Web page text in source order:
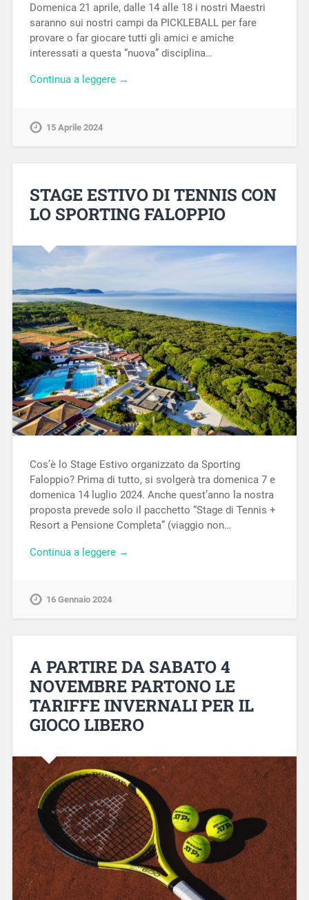
Domenica 21 aprile, dalle 14 alle 18 i nostri Maestri
saranno sui nostri campi da PICKLEBALL per fare
provare o far giocare tutti gli amici e amiche
interessati a questa “nuova” disciplina…
Continua a leggere →
15 Aprile 2024
STAGE ESTIVO DI TENNIS CON
LO SPORTING FALOPPIO
Cos’è lo Stage Estivo organizzato da Sporting
Faloppio? Prima di tutto, si svolgerà tra domenica 7 e
domenica 14 luglio 2024. Anche quest’anno la nostra
proposta prevede solo il pacchetto “Stage di Tennis +
Resort a Pensione Completa” (viaggio non…
Continua a leggere →
16 Gennaio 2024
A PARTIRE DA SABATO 4
NOVEMBRE PARTONO LE
TARIFFE INVERNALI PER IL
GIOCO LIBERO